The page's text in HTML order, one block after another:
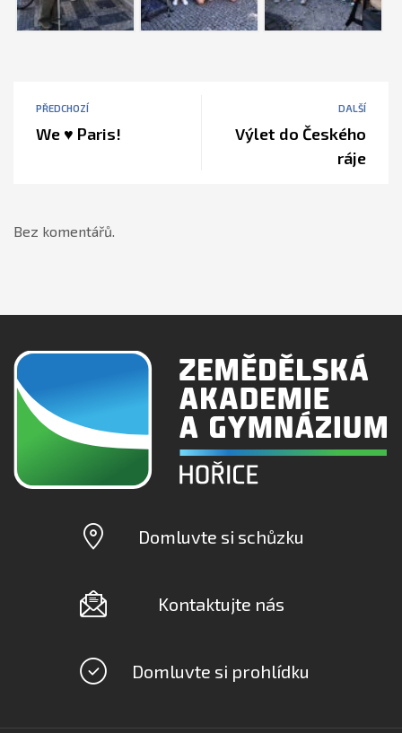
PŘEDCHOZÍ
We ♥️ Paris!
DALŠÍ
Výlet do Českého
ráje
Bez komentářů.
Domluvte si schůzku
Kontaktujte nás
Domluvte si prohlídku